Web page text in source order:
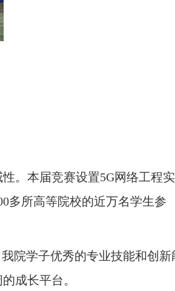
。本届竞赛设置5G网络工程实
多所高等院校的近万名学生参
院学子优秀的专业技能和创新
成长平台。